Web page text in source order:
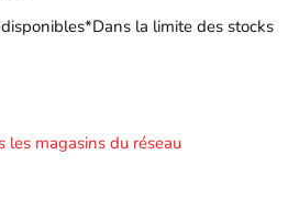
la limite des stocks
les magasins du réseau